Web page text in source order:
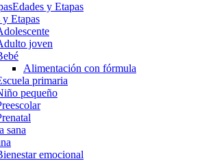
Edades y Etapas
y Etapas
joven
Alimentación con fórmula
primaria
pequeño
sana
emocional